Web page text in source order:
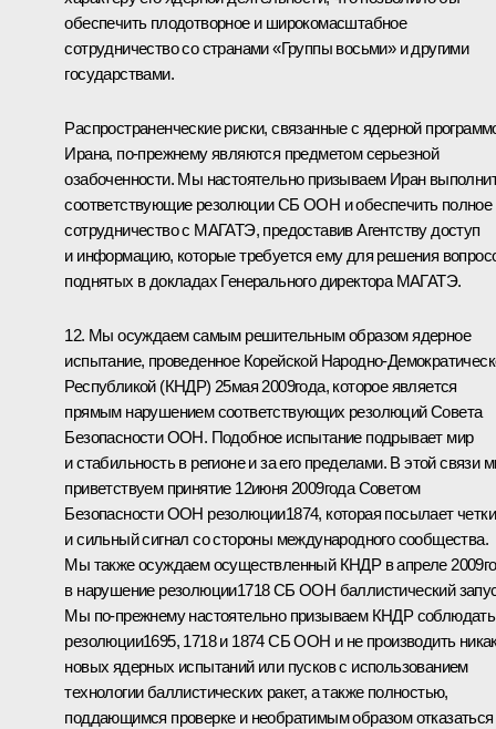
обеспечить плодотворное и широкомасштабное
сотрудничество со странами «Группы восьми» и другими
государствами.
Распространенческие риски, связанные с ядерной
Ирана, по‑прежнему являются предметом серьезной
озабоченности. Мы настоятельно призываем Иран
соответствующие резолюции СБ ООН и обеспечить полное
сотрудничество с МАГАТЭ, предоставив Агентству доступ
и информацию, которые требуется ему для решения
поднятых в докладах Генерального директора МАГАТЭ.
12. Мы осуждаем самым решительным образом ядерное
испытание, проведенное Корейской Народно-
Республикой (КНДР) 25мая 2009года, которое является
прямым нарушением соответствующих резолюций Совета
Безопасности ООН. Подобное испытание подрывает мир
и стабильность в регионе и за его пределами. В этой связи
приветствуем принятие 12июня 2009года Советом
Безопасности ООН резолюции1874, которая посылает
и сильный сигнал со стороны международного сообщества.
Мы также осуждаем осуществленный КНДР в апреле
в нарушение резолюции1718 СБ ООН баллистический
Мы по‑прежнему настоятельно призываем КНДР соблюдать
резолюции1695, 1718 и 1874 СБ ООН и не производить
новых ядерных испытаний или пусков с использованием
технологии баллистических ракет, а также полностью,
поддающимся проверке и необратимым образом отказаться